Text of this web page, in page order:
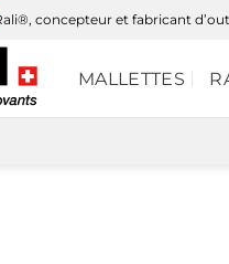
concepteur et fabricant
MALLETTES